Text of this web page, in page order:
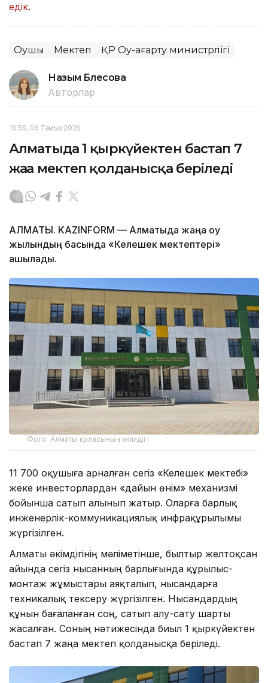
едік.
Оқушы Мектеп ҚР Оқу-ағарту министрлігі
Назым Бөлесова
Авторлар
16:55, 06 Тамыз 2026
Алматыда 1 қыркүйектен бастап 7
жаңа мектеп қолданысқа беріледі
АЛМАТЫ. KAZINFORM — Алматыда жаңа оқу
жылындың басында «Келешек мектептері»
ашылады.
Фото: Алматы қаласының әкімдігі
11 700 оқушыға арналған сегіз «Келешек мектебі»
жеке инвесторлардан «дайын өнім» механизмі
бойынша сатып алынып жатыр. Оларға барлық
инженерлік-коммуникациялық инфрақұрылымы
жүргізілген.
Алматы әкімдігінің мәліметінше, былтыр желтоқсан
айында сегіз нысанның барлығында құрылыс-
монтаж жұмыстары аяқталып, нысандарға
техникалық тексеру жүргізілген. Нысандардың
құнын бағаланған соң, сатып алу-сату шарты
жасалған. Соның нәтижесінда биыл 1 қыркүйектен
бастап 7 жаңа мектеп қолданысқа беріледі.